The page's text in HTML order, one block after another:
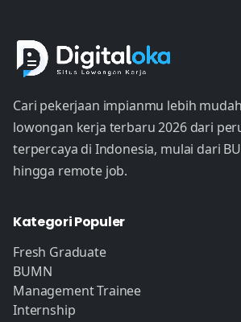
Cari pekerjaan impianmu lebih
lowongan kerja terbaru 2026 dari
terpercaya di Indonesia, mulai dari
hingga remote job.
Kategori Populer
Fresh Graduate
BUMN
Management Trainee
Internship